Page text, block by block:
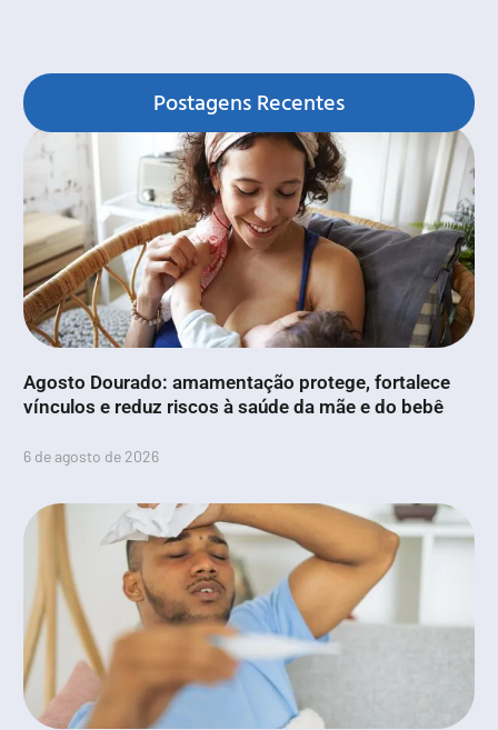
Postagens Recentes
Agosto Dourado: amamentação protege, fortalece
vínculos e reduz riscos à saúde da mãe e do bebê
6 de agosto de 2026